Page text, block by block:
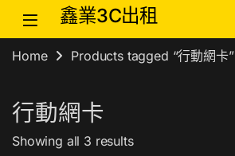
Skip to navigation
Skip to content鑫業3C出租
Home Products tagged “行動網卡”
行動網卡
Showing all 3 results